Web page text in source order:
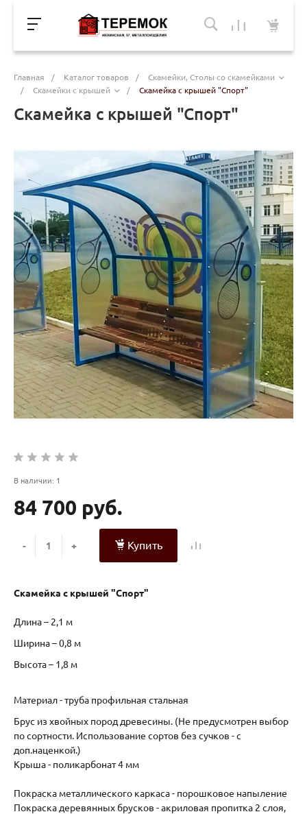
Главная / Каталог товаров /
Скамейки, Столы со скамейками
/
Скамейки с крышей / Скамейка с крышей "Спорт"
Скамейка с крышей "Спорт"
В наличии: 1
84 700 руб.
- + Купить
Скамейка с крышей "Спорт"
Длина – 2,1 м
Ширина – 0,8 м
Высота – 1,8 м
Материал - труба профильная стальная
Брус из хвойных пород древесины. (Не предусмотрен выбор
по сортности. Использование сортов без сучков - с
доп.наценкой.)
Крыша - поликарбонат 4 мм
Покраска металлического каркаса - порошковое напыление
Покраска деревянных брусков - акриловая пропитка 2 слоя,